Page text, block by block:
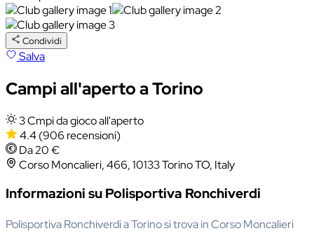
Condividi
Salva
Campi all'aperto a Torino
3 Cmpi da gioco all'aperto
4.4(906 recensioni)
Da 20 €
Corso Moncalieri, 466, 10133 Torino TO, Italy
Informazioni su Polisportiva Ronchiverdi
Polisportiva Ronchiverdi a Torino si trova in Corso Moncalieri